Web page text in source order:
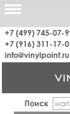
+7 (499) 745-07-
+7 (916) 311-17-
info@vinylpoint.ru
Поиск